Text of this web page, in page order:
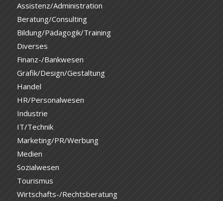
Assistenz/Administration
Beratung/Consulting
Bildung/Pädagogik/Training
Diverses
Finanz-/Bankwesen
Grafik/Design/Gestaltung
Handel
HR/Personalwesen
Industrie
IT/Technik
Marketing/PR/Werbung
Medien
Sozialwesen
Tourismus
Wirtschafts-/Rechtsberatung